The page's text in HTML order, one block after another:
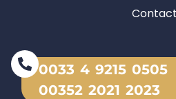
Contact
0033 4 9215 0505
00352 2021 2023